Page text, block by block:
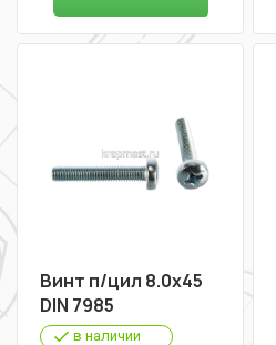
Винт п/цил 8.0х45
DIN 7985
в наличии